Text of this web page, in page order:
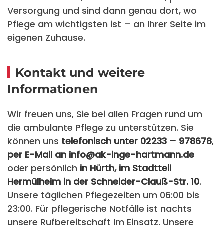
Versorgung und sind dann genau dort, wo
Pflege am wichtigsten ist – an Ihrer Seite im
eigenen Zuhause.
Kontakt und weitere
Informationen
Wir freuen uns, Sie bei allen Fragen rund um
die ambulante Pflege zu unterstützen. Sie
können uns telefonisch unter 02233 – 978678,
per E-Mail an info@ak-inge-hartmann.de
oder persönlich in Hürth, im Stadtteil
Hermülheim in der Schneider-Clauß-Str. 10.
Unsere täglichen Pflegezeiten um 06:00 bis
23:00. Für pflegerische Notfälle ist nachts
unsere Rufbereitschaft Im Einsatz. Unsere